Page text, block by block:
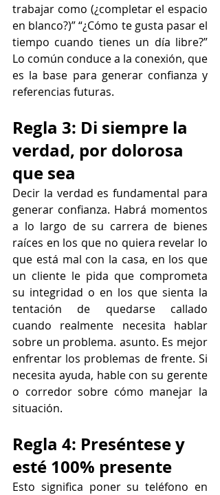
trabajar como (¿completar el espacio
en blanco?)” “¿Cómo te gusta pasar el
tiempo cuando tienes un día libre?”
Lo común conduce a la conexión, que
es la base para generar confianza y
referencias futuras.
Regla 3: Di siempre la
verdad, por dolorosa
que sea
Decir la verdad es fundamental para
generar confianza. Habrá momentos
a lo largo de su carrera de bienes
raíces en los que no quiera revelar lo
que está mal con la casa, en los que
un cliente le pida que comprometa
su integridad o en los que sienta la
tentación de quedarse callado
cuando realmente necesita hablar
sobre un problema. asunto. Es mejor
enfrentar los problemas de frente. Si
necesita ayuda, hable con su gerente
o corredor sobre cómo manejar la
situación.
Regla 4: Preséntese y
esté 100% presente
Esto significa poner su teléfono en